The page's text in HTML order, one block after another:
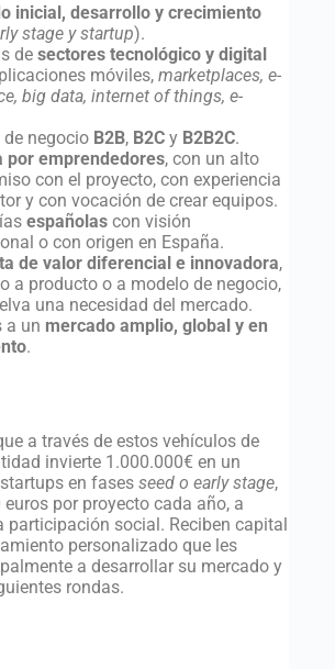
inicial, desarrollo y crecimiento
stage y startup).
de sectores tecnológico y digital
móviles, marketplaces, e-
big data, internet of things, e-
negocio B2B, B2Cy B2B2C.
por emprendedores, con un alto
con el proyecto, con experiencia
y con vocación de crear equipos.
españolascon visión
o con origen en España.
de valor diferencial e innovadora,
a producto o a modelo de negocio,
una necesidad del mercado.
a un mercado amplio, global y en
.
a través de estos vehículos de
invierte 1.000.000€ en un
en fases seed o early stage,
por proyecto cada año, a
participación social. Reciben capital
personalizado que les
a desarrollar su mercado y
rondas.